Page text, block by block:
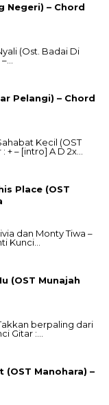
Negeri) – Chord
(Ost. Badai Di
Pelangi) – Chord
Kecil (OST
+ – [intro] A D 2x…
Place (OST
dan Monty Tiwa –
Kunci…
(OST Munajah
berpaling dari
Gitar :…
Manohara) –